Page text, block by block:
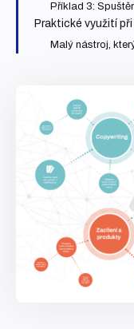
Příklad 3:
Praktické využití
Malý nástroj,